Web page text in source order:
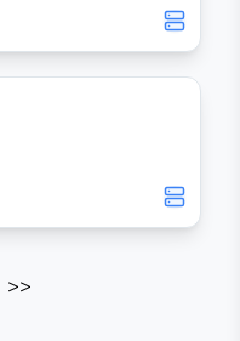
>>